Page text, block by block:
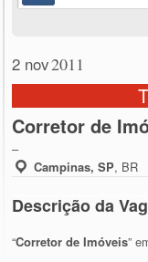
2 nov2011
Corretor de
–
Campinas, SP, BR
Descrição da
“Corretor de Imóveis”